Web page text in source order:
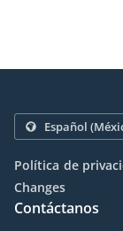
Política de
Changes
Contáctanos